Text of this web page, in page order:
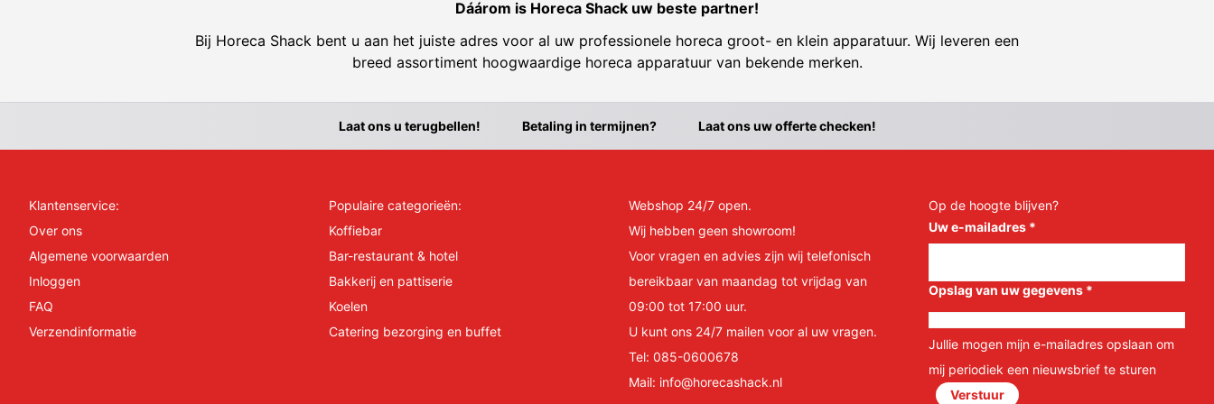
Dáárom is Horeca Shack uw beste partner!
Bij Horeca Shack bent u aan het juiste adres voor al uw professionele horeca groot- en klein apparatuur. Wij leveren een
breed assortiment hoogwaardige horeca apparatuur van bekende merken.
Laat ons u terugbellen! Betaling in termijnen? Laat ons uw offerte checken!
Klantenservice:
Over ons
Algemene voorwaarden
Inloggen
FAQ
Verzendinformatie
Populaire categorieën:
Koffiebar
Bar-restaurant & hotel
Bakkerij en pattiserie
Koelen
Catering bezorging en buffet
Webshop 24/7 open.
Wij hebben geen showroom!
Voor vragen en advies zijn wij telefonisch
bereikbaar van maandag tot vrijdag van
09:00 tot 17:00 uur.
U kunt ons 24/7 mailen voor al uw vragen.
Tel: 085-0600678
Mail: info@horecashack.nl
Op de hoogte blijven?
Uw e-mailadres *
Opslag van uw gegevens *
Jullie mogen mijn e-mailadres opslaan om
mij periodiek een nieuwsbrief te sturen
Verstuur